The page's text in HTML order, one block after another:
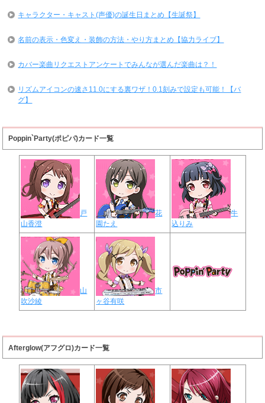
キャラクター・キャスト(声優)の誕生日まとめ【生誕祭】
名前の表示・色変え・装飾の方法・やり方まとめ【協力ライブ】
カバー楽曲リクエストアンケートでみんなが選んだ楽曲は？！
リズムアイコンの速さ11.0にする裏ワザ！0.1刻みで設定も可能！【バ
グ】
Poppin`Party(ポピパ)カード一覧
戸
山香澄
花
園たえ
牛
込りみ
山
吹沙綾
市
ヶ谷有咲
Afterglow(アフグロ)カード一覧